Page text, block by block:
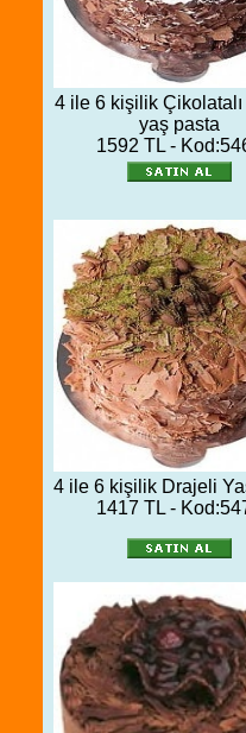
4 ile 6 kişilik
yaş pasta
1592 TL -
4 ile 6 kişilik Drajeli
1417 TL -